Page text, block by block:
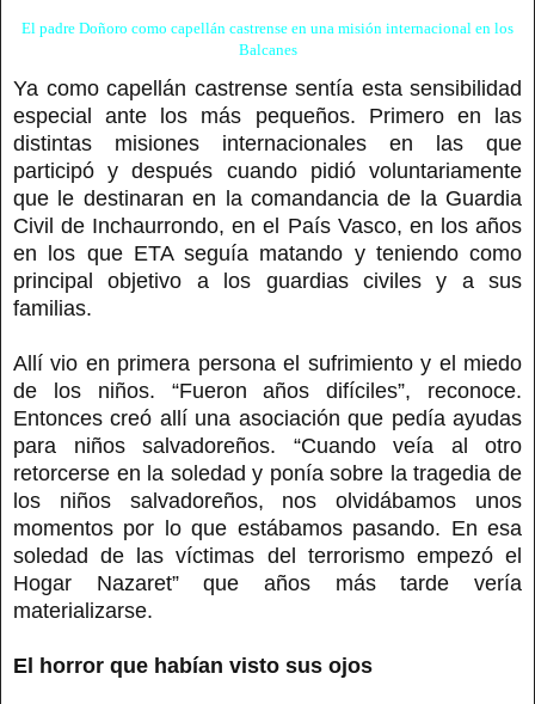
El padre Doñoro como capellán castrense en una misión internacional en los
Balcanes
Ya como capellán castrense sentía esta sensibilidad
especial ante los más pequeños. Primero en las
distintas misiones internacionales en las que
participó y después cuando pidió voluntariamente
que le destinaran en la comandancia de la Guardia
Civil de Inchaurrondo, en el País Vasco, en los años
en los que ETA seguía matando y teniendo como
principal objetivo a los guardias civiles y a sus
familias.
Allí vio en primera persona el sufrimiento y el miedo
de los niños. “Fueron años difíciles”, reconoce.
Entonces creó allí una asociación que pedía ayudas
para niños salvadoreños. “Cuando veía al otro
retorcerse en la soledad y ponía sobre la tragedia de
los niños salvadoreños, nos olvidábamos unos
momentos por lo que estábamos pasando. En esa
soledad de las víctimas del terrorismo empezó el
Hogar Nazaret” que años más tarde vería
materializarse.
El horror que habían visto sus ojos